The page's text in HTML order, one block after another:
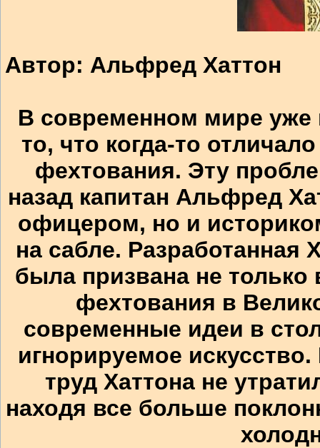
Автор: Альфред Хаттон
В современном мире уже
то, что когда-то
фехтования. Эту
назад капитан Альфред
офицером, но и
на сабле. Разработанная
была призвана не
фехтования в
современные идеи в
игнорируемое
труд Хаттона не
находя все больше